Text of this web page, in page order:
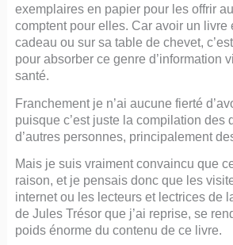
exemplaires en papier pour les offrir
comptent pour elles. Car avoir un livre
cadeau ou sur sa table de chevet,
pour absorber ce genre d’information
santé.
Franchement je n’ai aucune fierté
puisque c’est juste la compilation des
d’autres personnes, principalement
Mais je suis vraiment convaincu que
raison, et je pensais donc que les
internet ou les lecteurs et lectrices de
de Jules Trésor que j’ai reprise, se
poids énorme du contenu de ce livre.